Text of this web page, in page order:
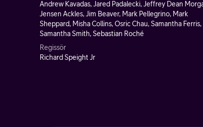
Andrew Kavadas, Jared Padalecki, Jeffrey Dean
Jensen Ackles, Jim Beaver, Mark Pellegrino, Mark
Sheppard, Misha Collins, Osric Chau, Samantha Ferris,
Samantha Smith, Sebastian Roché
Regissör
Richard Speight Jr